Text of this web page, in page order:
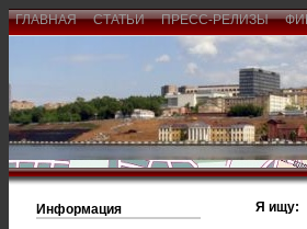
ГЛАВНАЯ СТАТЬИ ПРЕСС-РЕЛИЗЫ
Информация
Я ищу: